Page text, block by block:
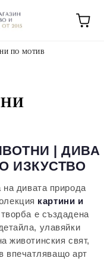
ПО МОТИВ
| ДИВА
ИЗКУСТВО
на дивата природа
картини и
е създадена
улавяйки
животинския свят,
впечатляващо арт